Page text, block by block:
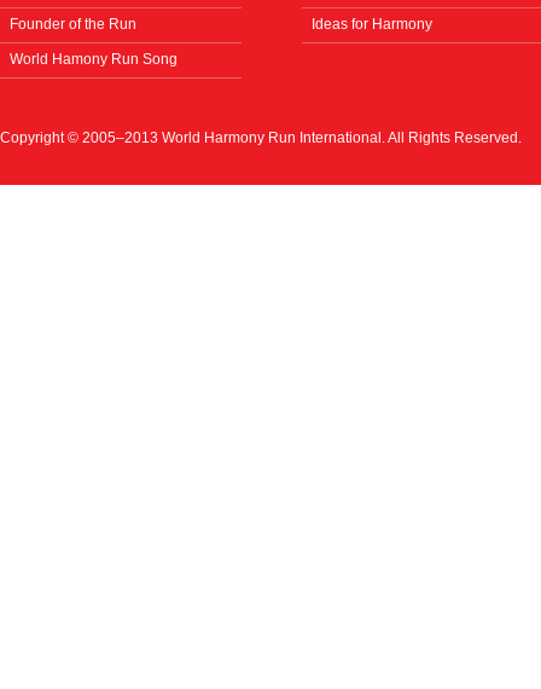
Founder of the Run
World Hamony Run Song
Ideas for Harmony
Copyright © 2005–2013 World Harmony Run International. All Rights Reserved.